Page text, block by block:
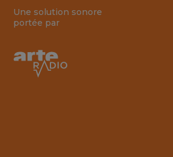
Une solution sonore
portée par